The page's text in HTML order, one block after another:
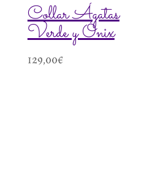
Collar Ágatas
Verde y Ónix
129,00€